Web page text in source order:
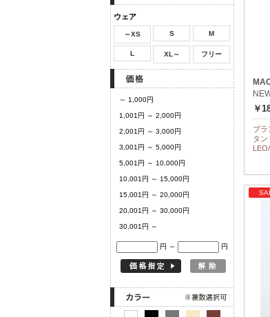
ウェア
～XS S M
L XL～ フリー
～ 1,000円
1,001円 ～ 2,000円
2,001円 ～ 3,000円
3,001円 ～ 5,000円
5,001円 ～ 10,000円
10,001円 ～ 15,000円
15,001円 ～ 20,000円
20,001円 ～ 30,000円
30,001円 ～
円 ～ 円
￥
ブラ
タン